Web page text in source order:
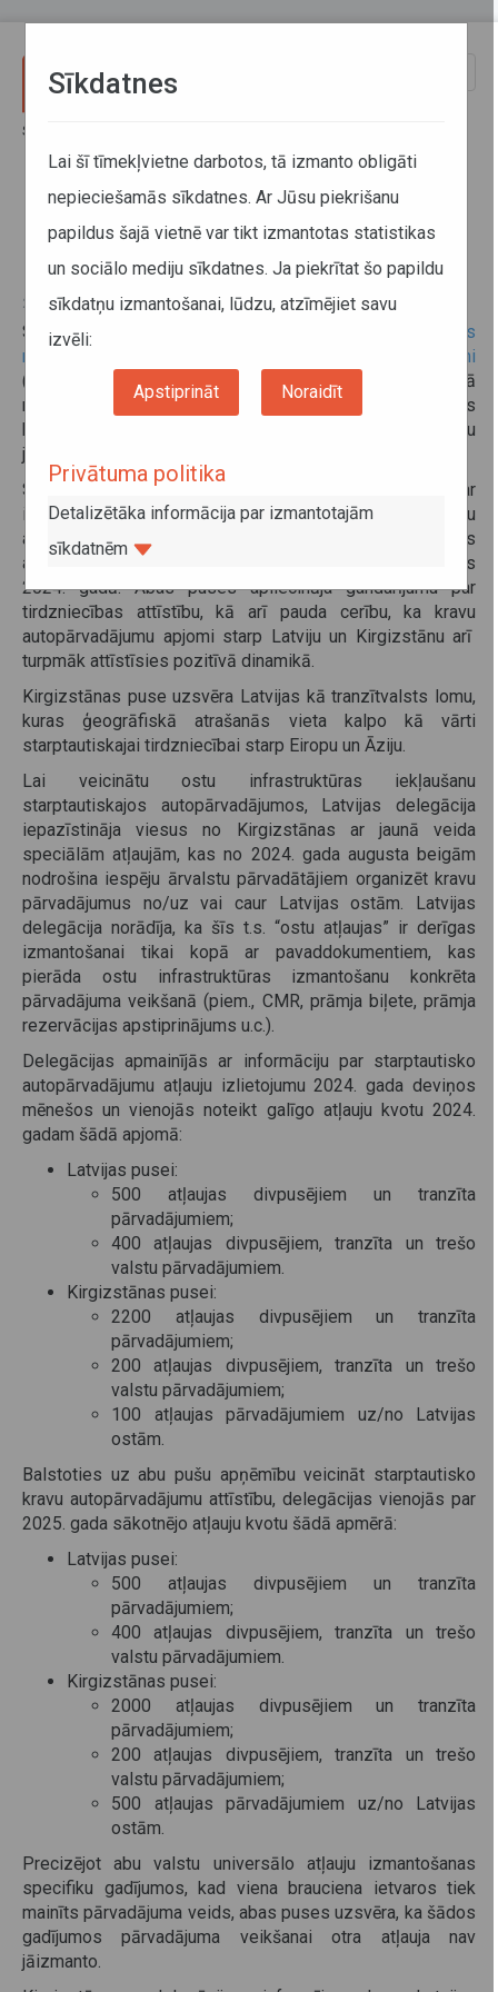
Sākums
Latvijas – Kirgizstānas Kopējās
komisijas sanāksme
24. oktobris 2024
Saskaņā ar
Latvijas valdības un Kirgizstānas valdības
nolīgumu par automobiļu starptautisko satiksmi
(parakstīts 10.04.1997.) 2024. gada 21. un 22. oktobrī Rīgā
norisinājās kārtējā Latvijas – Kirgizstānas Kopējās
komisijas sanāksme par starptautisko autopārvadājumu
jautājumiem.
Sanāksmes ietvaros abu valstu delegācijas apmainījās ar
informāciju par tirdzniecības un autopārvadājumu
attīstības dinamiku un atzīmēja ievērojamu tirdzniecības
apjomu kāpumu 2023. gadā, kam sekojis neliels kritums
2024. gadā. Abas puses apliecināja gandarījumu par
tirdzniecības attīstību, kā arī pauda cerību, ka kravu
autopārvadājumu apjomi starp Latviju un Kirgizstānu arī
turpmāk attīstīsies pozitīvā dinamikā.
Kirgizstānas puse uzsvēra Latvijas kā tranzītvalsts lomu,
kuras ģeogrāfiskā atrašanās vieta kalpo kā vārti
starptautiskajai tirdzniecībai starp Eiropu un Āziju.
Lai veicinātu ostu infrastruktūras iekļaušanu
starptautiskajos autopārvadājumos, Latvijas delegācija
iepazīstināja viesus no Kirgizstānas ar jaunā veida
speciālām atļaujām, kas no 2024. gada augusta beigām
nodrošina iespēju ārvalstu pārvadātājiem organizēt kravu
pārvadājumus no/uz vai caur Latvijas ostām. Latvijas
delegācija norādīja, ka šīs t.s. “ostu atļaujas” ir derīgas
izmantošanai tikai kopā ar pavaddokumentiem, kas
pierāda ostu infrastruktūras izmantošanu konkrēta
pārvadājuma veikšanā (piem., CMR, prāmja biļete, prāmja
rezervācijas apstiprinājums u.c.).
Delegācijas apmainījās ar informāciju par starptautisko
autopārvadājumu atļauju izlietojumu 2024. gada deviņos
mēnešos un vienojās noteikt galīgo atļauju kvotu 2024.
gadam šādā apjomā:
Latvijas pusei:
500 atļaujas divpusējiem un tranzīta
pārvadājumiem;
400 atļaujas divpusējiem, tranzīta un trešo
valstu pārvadājumiem.
Kirgizstānas pusei:
2200 atļaujas divpusējiem un tranzīta
pārvadājumiem;
200 atļaujas divpusējiem, tranzīta un trešo
valstu pārvadājumiem;
100 atļaujas pārvadājumiem uz/no Latvijas
ostām.
Balstoties uz abu pušu apņēmību veicināt starptautisko
kravu autopārvadājumu attīstību, delegācijas vienojās par
2025. gada sākotnējo atļauju kvotu šādā apmērā:
Latvijas pusei:
500 atļaujas divpusējiem un tranzīta
pārvadājumiem;
400 atļaujas divpusējiem, tranzīta un trešo
valstu pārvadājumiem.
Kirgizstānas pusei:
2000 atļaujas divpusējiem un tranzīta
pārvadājumiem;
200 atļaujas divpusējiem, tranzīta un trešo
valstu pārvadājumiem;
500 atļaujas pārvadājumiem uz/no Latvijas
ostām.
Precizējot abu valstu universālo atļauju izmantošanas
specifiku gadījumos, kad viena brauciena ietvaros tiek
mainīts pārvadājuma veids, abas puses uzsvēra, ka šādos
gadījumos pārvadājuma veikšanai otra atļauja nav
jāizmanto.
Sīkdatnes
Lai šī tīmekļvietne darbotos, tā izmanto obligāti
nepieciešamās sīkdatnes. Ar Jūsu piekrišanu
papildus šajā vietnē var tikt izmantotas statistikas
un sociālo mediju sīkdatnes. Ja piekrītat šo papildu
sīkdatņu izmantošanai, lūdzu, atzīmējiet savu
izvēli:
Apstiprināt Noraidīt
Privātuma politika
Detalizētāka informācija par izmantotajām
sīkdatnēm